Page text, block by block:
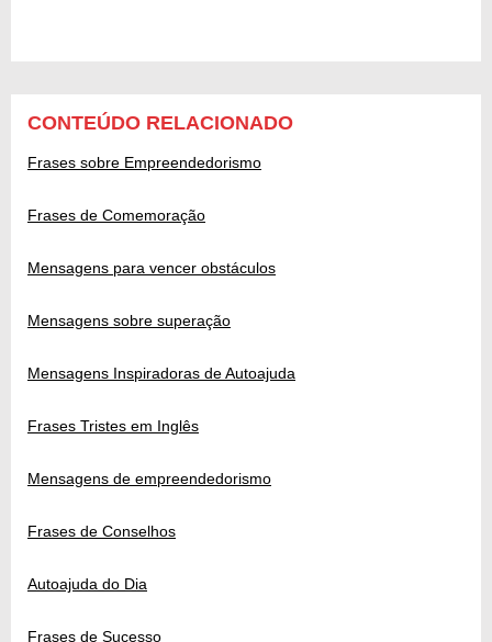
CONTEÚDO RELACIONADO
Frases sobre Empreendedorismo
Frases de Comemoração
Mensagens para vencer obstáculos
Mensagens sobre superação
Mensagens Inspiradoras de Autoajuda
Frases Tristes em Inglês
Mensagens de empreendedorismo
Frases de Conselhos
Autoajuda do Dia
Frases de Sucesso